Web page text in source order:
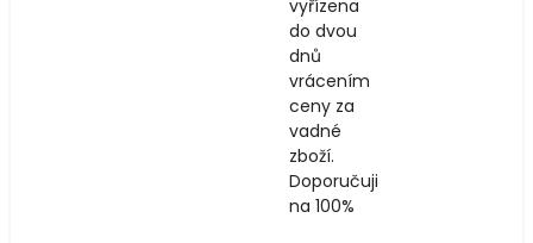
vyřízena
do dvou
dnů
vrácením
ceny za
vadné
zboží.
Doporučuji
na 100%